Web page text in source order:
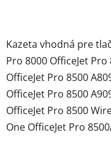
Kazeta vhodná pre
Pro 8000 OfficeJet
OfficeJet Pro 8500
OfficeJet Pro 8500
OfficeJet Pro 8500
One OfficeJet Pro